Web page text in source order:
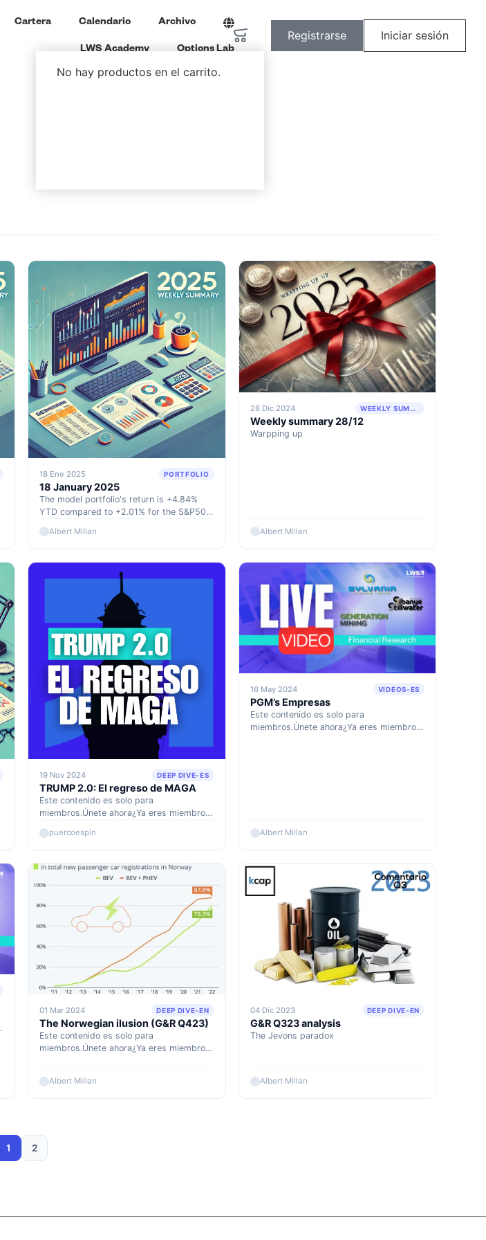
Iniciar sesión
Registrarse
No hay productos en el carrito.
Cartera Calendario Archivo
LWS Academy Options Lab
18 Ene 2025 PORTFOLIO
18 January 2025
The model portfolio's return is +4.84%
YTD compared to +2.01% for the S&P500,
S&P500 since inception (September
Albert Millan
28 Dic 2024 WEEKLY SUMMARY
Weekly summary 28/12
Warpping up
Albert Millan
19 Nov 2024 DEEP DIVE-ES
TRUMP 2.0: El regreso de MAGA
Este contenido es solo para
miembros.Únete ahora¿Ya eres miembro?
puercoespin
16 May 2024 VIDEOS-ES
PGM’s Empresas
Este contenido es solo para
miembros.Únete ahora¿Ya eres miembro?
Albert Millan
01 Mar 2024 DEEP DIVE-EN
The Norwegian ilusion (G&R Q423)
Este contenido es solo para
miembros.Únete ahora¿Ya eres miembro?
Albert Millan
04 Dic 2023 DEEP DIVE-EN
G&R Q323 analysis
The Jevons paradox
Albert Millan
1 2